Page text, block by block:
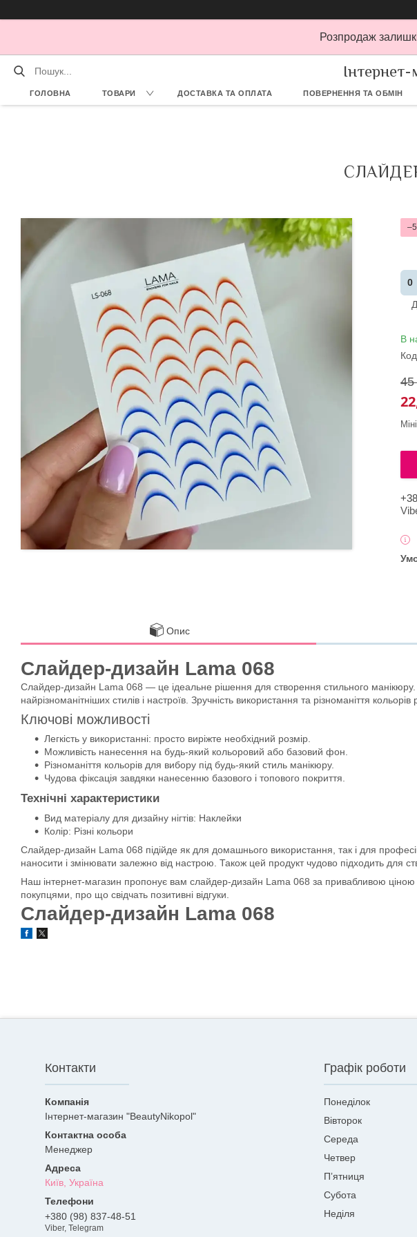
Розпродаж
ГОЛОВНА ТОВАРИ ДОСТАВКА ТА ОПЛАТА ПОВЕРНЕННЯ ТА ОБМІН
0
В
45
Опис
Слайдер-дизайн Lama 068
Слайдер-дизайн Lama 068 — це ідеальне рішення для створення стильного
найрізноманітніших стилів і настроїв. Зручність використання та різноманіття
Ключові можливості
Легкість у використанні: просто виріжте необхідний розмір.
Можливість нанесення на будь-який кольоровий або базовий фон.
Різноманіття кольорів для вибору під будь-який стиль манікюру.
Чудова фіксація завдяки нанесенню базового і топового покриття.
Технічні характеристики
Вид матеріалу для дизайну нігтів: Наклейки
Колір: Різні кольори
Слайдер-дизайн Lama 068 підійде як для домашнього використання, так і для
наносити і змінювати залежно від настрою. Також цей продукт чудово підходить для
Наш інтернет-магазин пропонує вам слайдер-дизайн Lama 068 за привабливою
покупцями, про що свідчать позитивні відгуки.
Слайдер-дизайн Lama 068
Контакти
Інтернет-магазин "BeautyNikopol"
Менеджер
Київ, Україна
+380 (98) 837-48-51
Viber, Telegram
Графік роботи
Понеділок
Вівторок
Середа
Четвер
Пʼятниця
Субота
Неділя